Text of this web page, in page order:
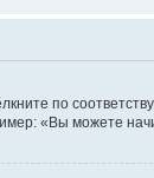
по
«Вы можете